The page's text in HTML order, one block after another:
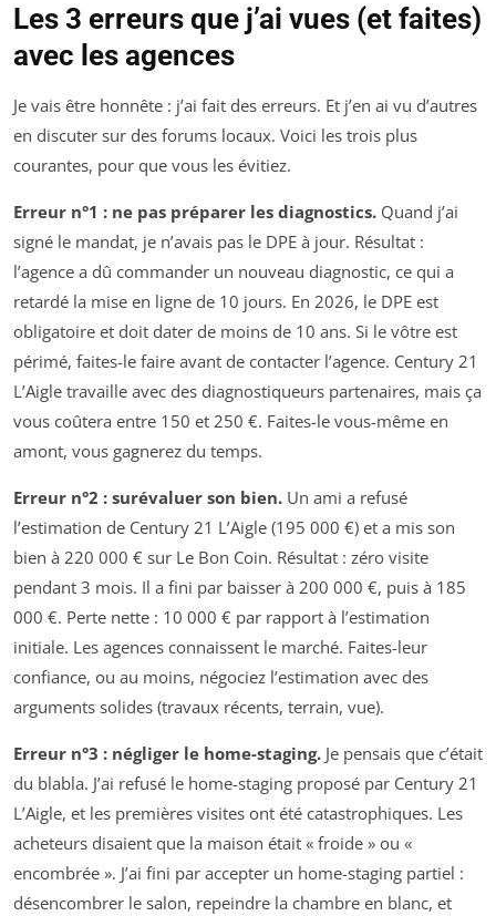
Les 3 erreurs que j’ai vues (et faites)
avec les agences
Je vais être honnête : j’ai fait des erreurs. Et j’en ai vu d’autres
en discuter sur des forums locaux. Voici les trois plus
courantes, pour que vous les évitiez.
Erreur n°1 : ne pas préparer les diagnostics. Quand j’ai
signé le mandat, je n’avais pas le DPE à jour. Résultat :
l’agence a dû commander un nouveau diagnostic, ce qui a
retardé la mise en ligne de 10 jours. En 2026, le DPE est
obligatoire et doit dater de moins de 10 ans. Si le vôtre est
périmé, faites-le faire avant de contacter l’agence. Century 21
L’Aigle travaille avec des diagnostiqueurs partenaires, mais ça
vous coûtera entre 150 et 250 €. Faites-le vous-même en
amont, vous gagnerez du temps.
Erreur n°2 : surévaluer son bien. Un ami a refusé
l’estimation de Century 21 L’Aigle (195 000 €) et a mis son
bien à 220 000 € sur Le Bon Coin. Résultat : zéro visite
pendant 3 mois. Il a fini par baisser à 200 000 €, puis à 185
000 €. Perte nette : 10 000 € par rapport à l’estimation
initiale. Les agences connaissent le marché. Faites-leur
confiance, ou au moins, négociez l’estimation avec des
arguments solides (travaux récents, terrain, vue).
Erreur n°3 : négliger le home-staging. Je pensais que c’était
du blabla. J’ai refusé le home-staging proposé par Century 21
L’Aigle, et les premières visites ont été catastrophiques. Les
acheteurs disaient que la maison était « froide » ou «
encombrée ». J’ai fini par accepter un home-staging partiel :
désencombrer le salon, repeindre la chambre en blanc, et